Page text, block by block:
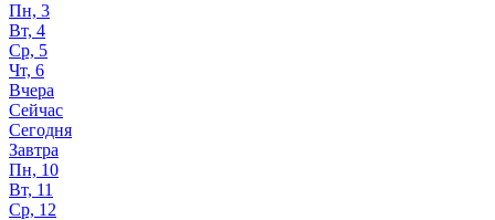
Пн, 3
Вт, 4
Ср, 5
Чт, 6
Вчера
Сейчас
Сегодня
Завтра
Пн, 10
Вт, 11
Ср, 12